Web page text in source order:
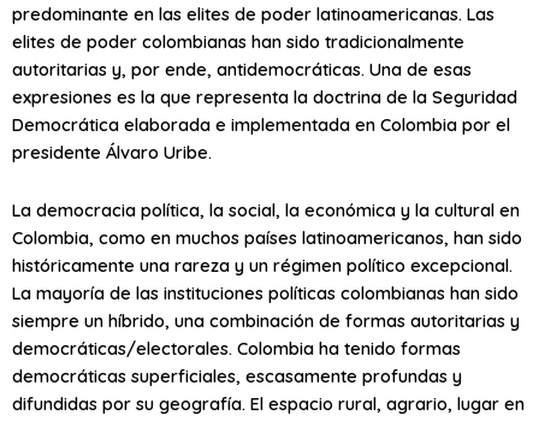
predominante en las elites de poder latinoamericanas. Las
elites de poder colombianas han sido tradicionalmente
autoritarias y, por ende, antidemocráticas. Una de esas
expresiones es la que representa la doctrina de la Seguridad
Democrática elaborada e implementada en Colombia por el
presidente Álvaro Uribe.
La democracia política, la social, la económica y la cultural en
Colombia, como en muchos países latinoamericanos, han sido
históricamente una rareza y un régimen político excepcional.
La mayoría de las instituciones políticas colombianas han sido
siempre un híbrido, una combinación de formas autoritarias y
democráticas/electorales. Colombia ha tenido formas
democráticas superficiales, escasamente profundas y
difundidas por su geografía. El espacio rural, agrario, lugar en